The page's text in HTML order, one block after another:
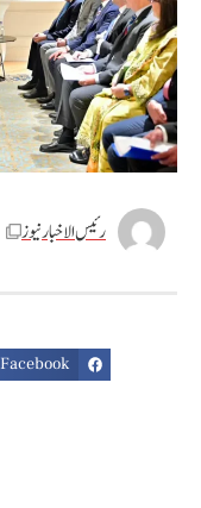
رئیس الاخبار نیوز
Facebook